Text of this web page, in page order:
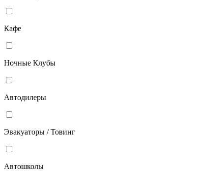
Кафе
Ночные Клубы
Автодилеры
Эвакуаторы / Товинг
Автошколы